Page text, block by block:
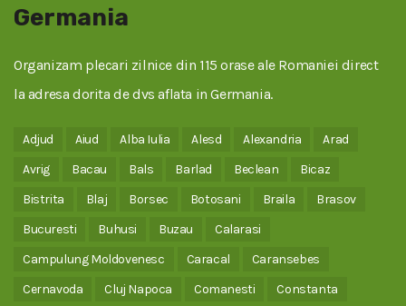
Germania
Organizam plecari zilnice din 115 orase ale Romaniei direct
la adresa dorita de dvs aflata in Germania.
Adjud Aiud Alba Iulia Alesd Alexandria
Arad
Avrig
Bacau Bals Barlad Beclean
Bicaz
Bistrita
Blaj Borsec Botosani Braila
Brasov
Bucuresti
Buhusi Buzau
Calarasi
Campulung Moldovenesc
Caracal
Caransebes
Cernavoda
Cluj Napoca Comanesti
Constanta